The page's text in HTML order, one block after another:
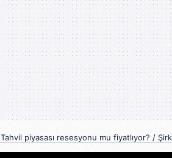
Tahvil piyasası resesyonu mu fiyatlıyor? /